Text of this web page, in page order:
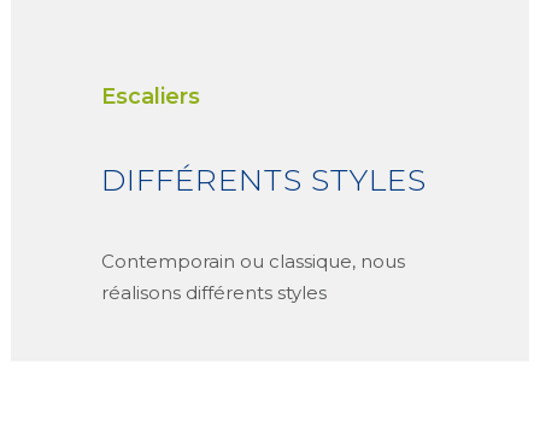
Escaliers
DIFFÉRENTS STYLES
Contemporain ou classique, nous
réalisons différents styles